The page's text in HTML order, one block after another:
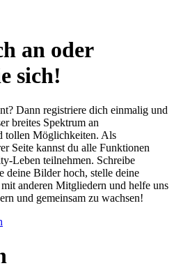
an oder
sich!
Dann registriere dich einmalig und
breites Spektrum an
tollen Möglichkeiten. Als
Seite kannst du alle Funktionen
Leben teilnehmen. Schreibe
deine Bilder hoch, stelle deine
anderen Mitgliedern und helfe uns
und gemeinsam zu wachsen!